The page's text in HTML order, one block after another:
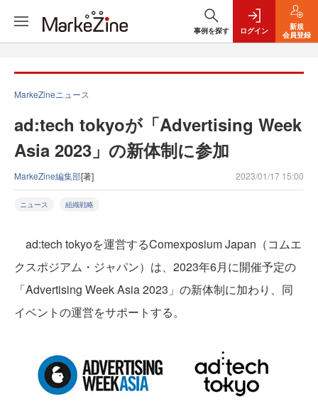
事例を探す ログイン
新規
会員登録
MarkeZineニュース
ad:tech tokyoが「Advertising Week
Asia 2023」の新体制に参加
MarkeZine編集部[著] 2023/01/17 15:00
ニュース 組織戦略
ad:tech tokyoを運営するComexposium Japan（コムエ
クスポジアム・ジャパン）は、2023年6月に開催予定の
「Advertising Week Asia 2023」の新体制に加わり、同
イベントの運営をサポートする。